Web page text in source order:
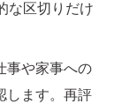
な区切りだけ
事や家事への
します。再評